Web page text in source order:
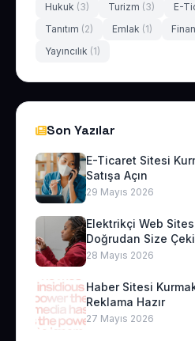
Hukuk (3) Turizm (3) E-
Tanıtım (2) Emlak (1)
Yayıncılık (1)
Son Yazılar
E-Ticaret Sitesi
Satışa Açın
29 Mayıs 2026
Elektrikçi Web
Doğrudan Size
28 Mayıs 2026
Haber Sitesi
Reklama Hazır
27 Mayıs 2026